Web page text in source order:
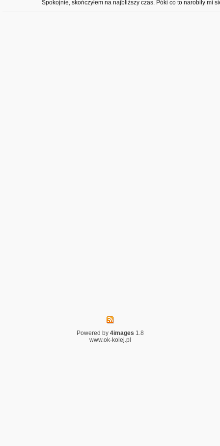
Spokojnie, skończyłem na najbliższy czas. Póki co to narobiły mi
Powered by 4images 1.8
www.ok-kolej.pl